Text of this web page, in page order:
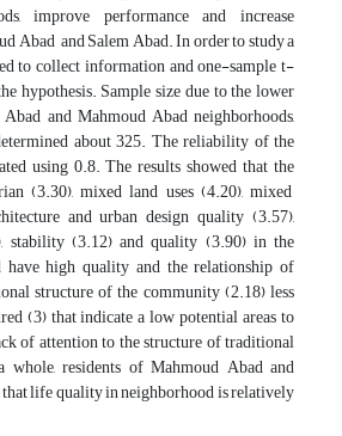
improve performance and increase
Abad and Salem Abad. In order to study a
to collect information and one-sample t-
hypothesis. Sample size due to the lower
and Mahmoud Abad neighborhoods,
about 325. The reliability of the
using 0.8. The results showed that the
(3.30), mixed land uses (4.20), mixed
and urban design quality (3.57),
stability (3.12) and quality (3.90) in the
have high quality and the relationship of
structure of the community (2.18) less
(3) that indicate a low potential areas to
of attention to the structure of traditional
whole, residents of Mahmoud Abad and
life quality in neighborhood is relatively